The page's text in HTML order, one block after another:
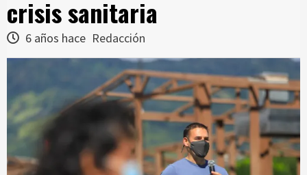
crisis sanitaria
6 años hace Redacción